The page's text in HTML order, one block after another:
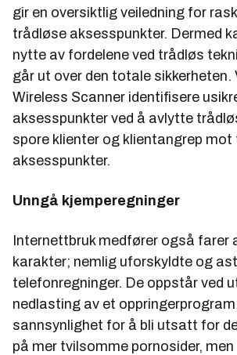
gir en oversiktlig veiledning for
trådløse aksesspunkter. Dermed
nytte av fordelene ved trådløs
går ut over den totale sikkerheten.
Wireless Scanner identifisere
aksesspunkter ved å avlytte
spore klienter og klientangrep
aksesspunkter.
Unngå kjemperegninger
Internettbruk medfører også farer
karakter; nemlig uforskyldte og
telefonregninger. De oppstår ved
nedlasting av et
sannsynlighet for å bli utsatt for
på mer tvilsomme pornosider,